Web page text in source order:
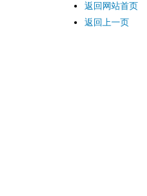
返回网站首页
返回上一页